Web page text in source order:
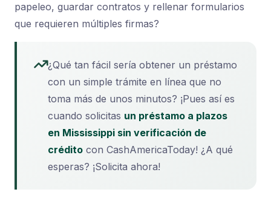
papeleo, guardar contratos y rellenar formularios
que requieren múltiples firmas?
¿Qué tan fácil sería obtener un préstamo
con un simple trámite en línea que no
toma más de unos minutos? ¡Pues así es
cuando solicitas un préstamo a plazos
en Mississippi sin verificación de
crédito con CashAmericaToday! ¿A qué
esperas? ¡Solicita ahora!